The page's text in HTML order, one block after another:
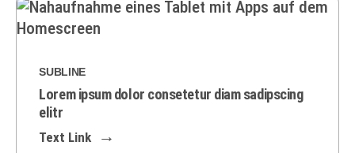
SUBLINE
Lorem ipsum dolor consetetur diam sadipscing
elitr
Text Link